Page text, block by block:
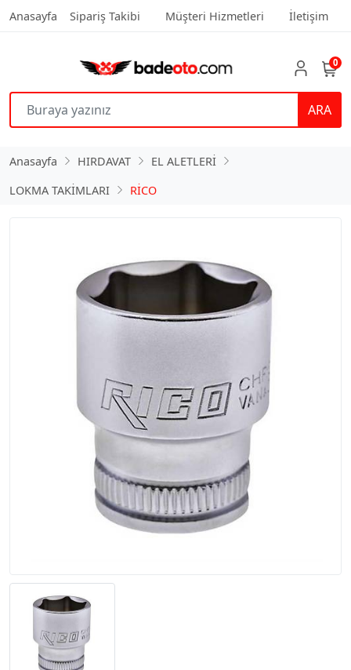
Anasayfa Sipariş Takibi Müşteri Hizmetleri İletişim
ARA
0
Anasayfa HIRDAVAT
EL ALETLERİ
LOKMA TAKİMLARI
RİCO